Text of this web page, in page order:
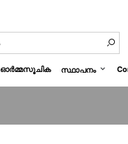
ഓർമ്മസൂചിക സ്ഥാപനം